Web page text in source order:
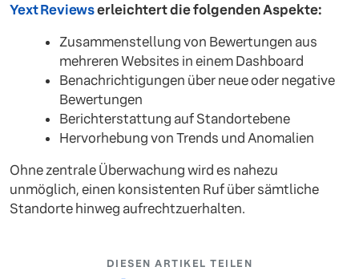
Yext Reviewserleichtert die folgenden Aspekte:
Zusammenstellung von Bewertungen aus
mehreren Websites in einem Dashboard
Benachrichtigungen über neue oder negative
Bewertungen
Berichterstattung auf Standortebene
Hervorhebung von Trends und Anomalien
Ohne zentrale Überwachung wird es nahezu
unmöglich, einen konsistenten Ruf über sämtliche
Standorte hinweg aufrechtzuerhalten.
DIESEN ARTIKEL TEILEN